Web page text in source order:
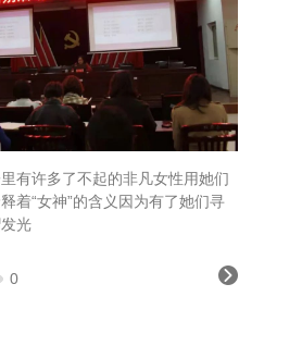
有许多了不起的非凡女性用她们
着“女神”的含义因为有了她们寻
光
0